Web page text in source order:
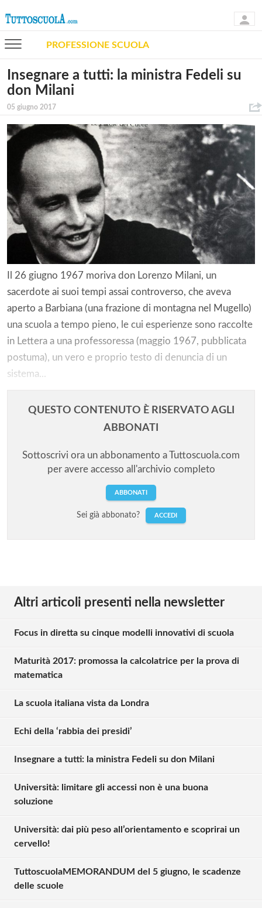
PROFESSIONE SCUOLA
Insegnare a tutti: la ministra Fedeli su
don Milani
05 giugno 2017
Il 26 giugno 1967 moriva don Lorenzo Milani, un
sacerdote ai suoi tempi assai controverso, che aveva
aperto a Barbiana (una frazione di montagna nel Mugello)
una scuola a tempo pieno, le cui esperienze sono raccolte
in Lettera a una professoressa (maggio 1967, pubblicata
postuma), un vero e proprio testo di denuncia di un
sistema...
QUESTO CONTENUTO È RISERVATO AGLI
ABBONATI
Sottoscrivi ora un abbonamento a Tuttoscuola.com
per avere accesso all'archivio completo
ABBONATI
Sei già abbonato? ACCEDI
Altri articoli presenti nella newsletter
Focus in diretta su cinque modelli innovativi di scuola
Maturità 2017: promossa la calcolatrice per la prova di
matematica
La scuola italiana vista da Londra
Echi della ‘rabbia dei presidi’
Insegnare a tutti: la ministra Fedeli su don Milani
Università: limitare gli accessi non è una buona
soluzione
Università: dai più peso all’orientamento e scoprirai un
cervello!
TuttoscuolaMEMORANDUM del 5 giugno, le scadenze
delle scuole
Solo gli utenti registrati possono